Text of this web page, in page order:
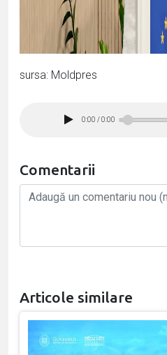
sursa: Moldpres
0:00 /0:00
Comentarii
Articole similare